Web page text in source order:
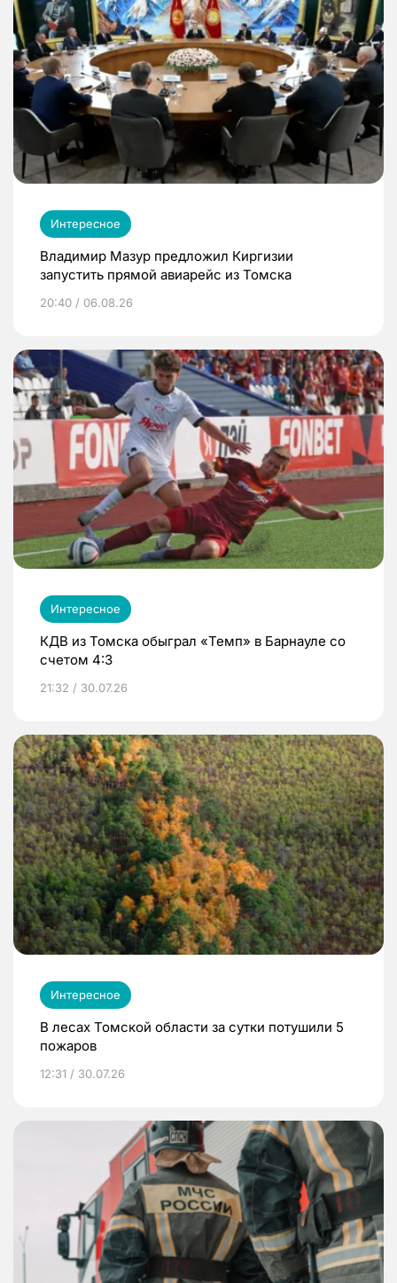
Интересное
Владимир Мазур предложил Киргизии
запустить прямой авиарейс из Томска
20:40 / 06.08.26
Интересное
КДВ из Томска обыграл «Темп» в Барнауле со
счетом 4:3
21:32 / 30.07.26
Интересное
В лесах Томской области за сутки потушили 5
пожаров
12:31 / 30.07.26